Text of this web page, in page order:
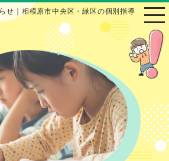
せ｜相模原市中央区・緑区の個別指導